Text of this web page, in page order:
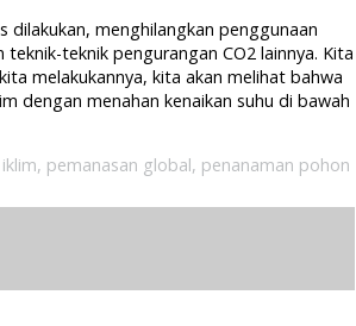
dilakukan, menghilangkan penggunaan
teknik pengurangan CO2 lainnya. Kita
melakukannya, kita akan melihat bahwa
dengan menahan kenaikan suhu di bawah
, pemanasan global, penanaman pohon